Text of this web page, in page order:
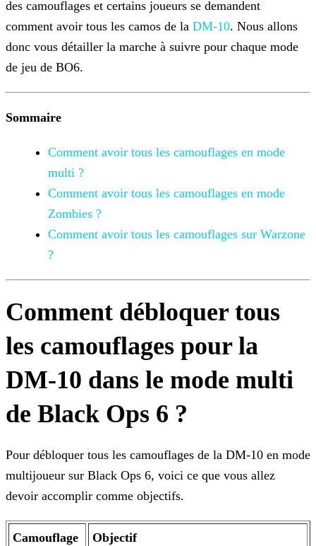
des camouflages et certains joueurs se demandent
comment avoir tous les camos de la DM-10. Nous allons
donc vous détailler la marche à suivre pour chaque mode
de jeu de BO6.
Sommaire
Comment avoir tous les camouflages en mode
multi ?
Comment avoir tous les camouflages en mode
Zombies ?
Comment avoir tous les camouflages sur Warzone
?
Comment débloquer tous
les camouflages pour la
DM-10 dans le mode multi
de Black Ops 6 ?
Pour débloquer tous les camouflages de la DM-10 en mode
multijoueur sur Black Ops 6, voici ce que vous allez
devoir accomplir comme objectifs.
Camouflage Objectif